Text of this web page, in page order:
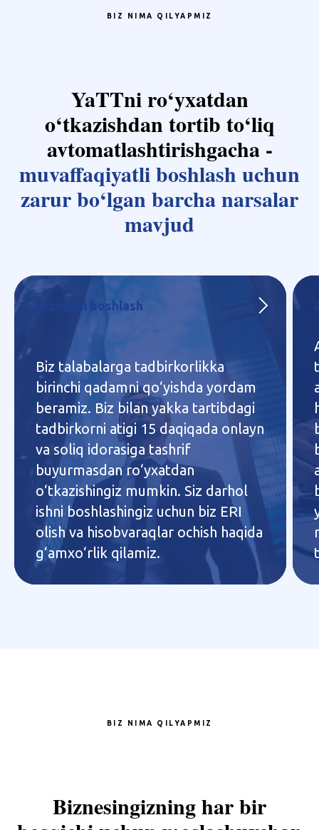
BIZ NIMA QILYAPMIZ
YaTTni ro‘yxatdan
o‘tkazishdan tortib to‘liq
avtomatlashtirishgacha -
muvaffaqiyatli boshlash uchun
zarur bo‘lgan barcha narsalar
mavjud
Biznesni boshlash
Biz talabalarga tadbirkorlikka
birinchi qadamni qo‘yishda yordam
beramiz. Biz bilan yakka tartibdagi
tadbirkorni atigi 15 daqiqada onlayn
va soliq idorasiga tashrif
buyurmasdan ro‘yxatdan
o‘tkazishingiz mumkin. Siz darhol
ishni boshlashingiz uchun biz ERI
olish va hisobvaraqlar ochish haqida
g‘amxo‘rlik qilamiz.
BIZ NIMA QILYAPMIZ
Biznesingizning har bir